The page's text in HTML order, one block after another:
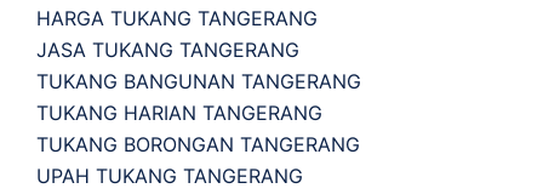
HARGA TUKANG TANGERANG
JASA TUKANG TANGERANG
TUKANG BANGUNAN TANGERANG
TUKANG HARIAN TANGERANG
TUKANG BORONGAN TANGERANG
UPAH TUKANG TANGERANG